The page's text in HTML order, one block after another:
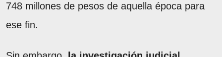
748 millones de pesos de aquella época para
ese fin.